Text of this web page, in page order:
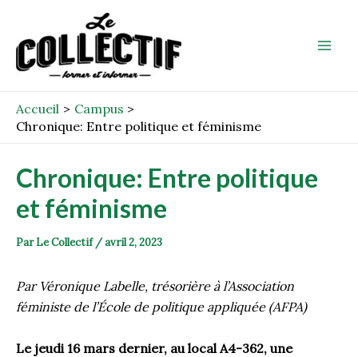
contenu
Accueil
Campus
Chronique: Entre politique et féminisme
Chronique: Entre politique
et féminisme
ParLe Collectif /avril 2, 2023
Par Véronique Labelle, trésorière à l’Association
féministe de l’École de politique appliquée (AFPA)
Le jeudi 16 mars dernier, au local A4-362, une
navigation